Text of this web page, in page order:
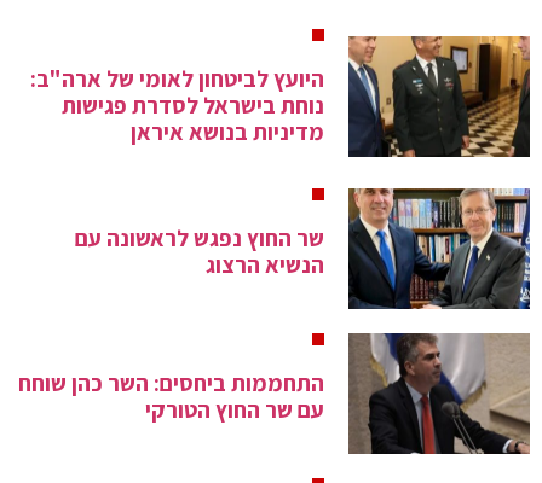
היועץ לביטחון לאומי של ארה"ב:
נוחת בישראל לסדרת פגישות
מדיניות בנושא איראן
שר החוץ נפגש לראשונה עם
הנשיא הרצוג
התחממות ביחסים: השר כהן שוחח
עם שר החוץ הטורקי